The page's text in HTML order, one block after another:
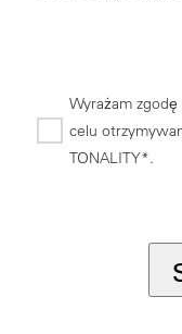
Wyrażam
celu
TONALITY*.